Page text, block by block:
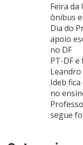
Feira da
ônibus
Dia do
apoio
no DF
PT-DF
Leandro
Ideb
no
segue